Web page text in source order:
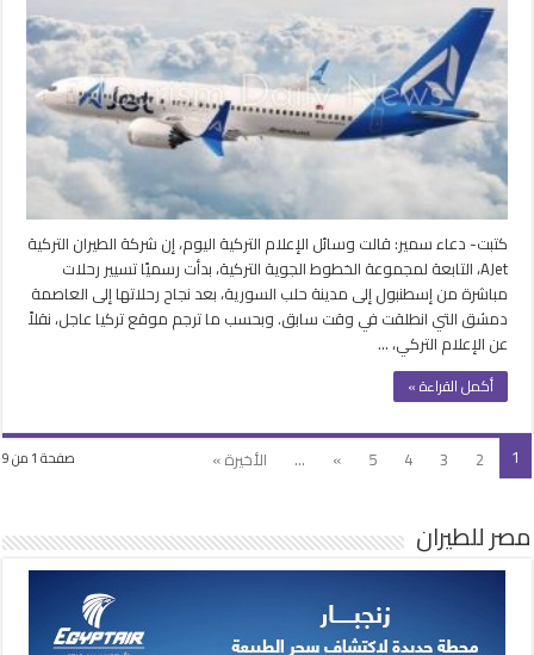
تطلق
7
رحلات
أسبوعياً
بين
إسطنبول
مغلقة
كتبت- دعاء سمير: قالت وسائل الإعلام التركية اليوم، إن شركة الطيران التركية
AJet، التابعة لمجموعة الخطوط الجوية التركية، بدأت رسميًا تسيير رحلات
مباشرة من إسطنبول إلى مدينة حلب السورية، بعد نجاح رحلاتها إلى العاصمة
دمشق التي انطلقت في وقت سابق. وبحسب ما ترجم موقع تركيا عاجل، نقلاً
عن الإعلام التركي، …
أكمل القراءة »
صفحة 1 من 9 1
2
3
4
5
»
... الأخيرة »
مصر للطيران